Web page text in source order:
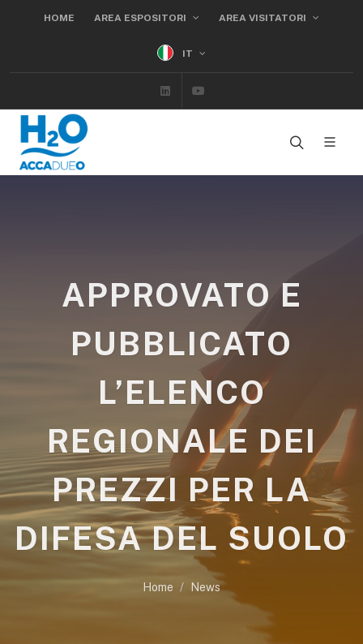
HOME AREA ESPOSITORI AREA VISITATORI
IT
Linkedin
APPROVATO E
PUBBLICATO
L’ELENCO
REGIONALE DEI
PREZZI PER LA
DIFESA DEL SUOLO
Home News